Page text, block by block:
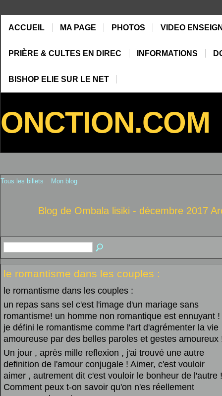
ACCUEIL MA PAGE PHOTOS VIDEO
PRIÈRE & CULTES EN DIREC INFORMATIONS
BISHOP ELIE SUR LE NET
ONCTION.COM
Tous les billets Mon blog
Blog de Ombala lisiki - décembre 2017
le romantisme dans les couples :
le romantisme dans les couples :
un repas sans sel c'est l'image d'un mariage sans
romantisme! un homme non romantique est ennuyant !
je défini le romantisme comme l'art d'agrémenter la vie
amoureuse par des belles paroles et gestes amoureux
Un jour , après mille reflexion , j'ai trouvé une autre
definition de l'amour conjugale ! Aimer, c'est vouloir
aimer , autrement dit c'est vouloir le bonheur de l'autre !
Comment peux t-on savoir qu'on n'es réellement